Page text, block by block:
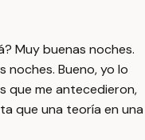
Muy buenas noches.
noches. Bueno, yo lo
que me antecedieron,
que una teoría en una